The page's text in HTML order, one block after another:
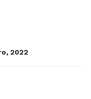
mês
2022